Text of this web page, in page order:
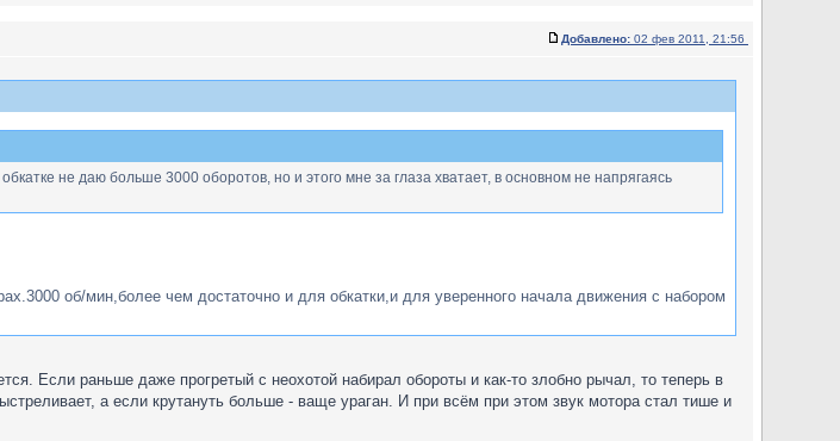
Добавлено: 02 фев 2011, 21:56
не даю больше 3000 оборотов, но и этого мне за глаза хватает, в основном не напрягаясь
об/мин,более чем достаточно и для обкатки,и для уверенного начала движения с набором
Если раньше даже прогретый с неохотой набирал обороты и как-то злобно рычал, то теперь в
а если крутануть больше - ваще ураган. И при всём при этом звук мотора стал тише и